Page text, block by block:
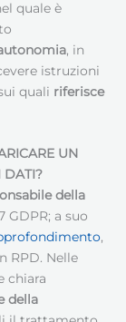
quale è
, in
istruzioni
quali riferisce
UN
DATI?
della
GDPR; a suo
,
RPD. Nelle
chiara
della